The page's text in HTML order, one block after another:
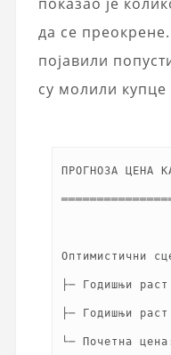
да се
појавили
су молили купце
ПРОГНОЗА ЦЕНА
Оптимистични
├─ Годишњи
├─ Годишњи
└─ Почетна